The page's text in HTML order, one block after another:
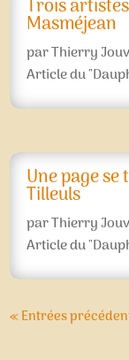
Trois
Masméjean
parThierry
Article du
Une page
Tilleuls
parThierry
Article du
« Entrées